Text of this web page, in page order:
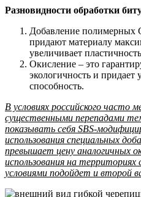
Разновидности обработки
Добавление полимерных
придают материалу
увеличивает
Окисление – это
экологичность и
способность.
В условиях российского часто
существенными перепадами
показывать себя SBS-
использования специальных
превышает цену аналогичных
использования на
условиями подойдет и второй